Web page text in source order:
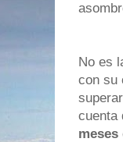
No es
con su
cuenta